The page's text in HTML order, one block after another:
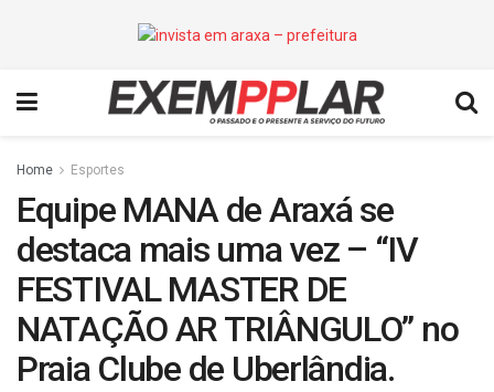
Home Esportes
Equipe MANA de Araxá se
destaca mais uma vez – “IV
FESTIVAL MASTER DE
NATAÇÃO AR TRIÂNGULO” no
Praia Clube de Uberlândia.